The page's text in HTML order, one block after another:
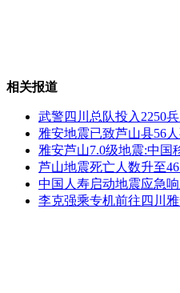
中国人寿启动地震应急
相关报道
武警四川总队投入2250
雅安地震已致芦山县56
雅安芦山7.0级地震:中国
芦山地震死亡人数升至46
中国人寿启动地震应急响
李克强乘专机前往四川